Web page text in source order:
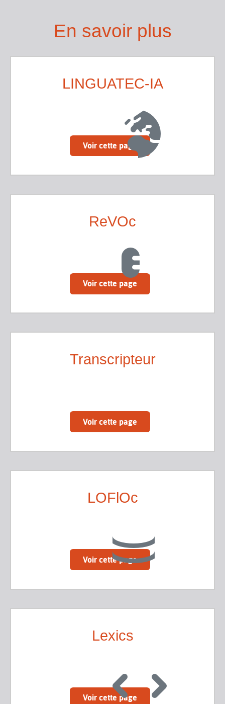
En savoir plus
LINGUATEC-IA
Voir cette page
ReVOc
Voir cette page
Transcripteur
Voir cette page
LOFlOc
Voir cette page
Lexics
Voir cette page